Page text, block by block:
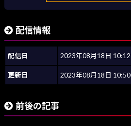
配信情報
配信日 2023年08月18日 10:12
更新日 2023年08月18日 10:50
前後の記事